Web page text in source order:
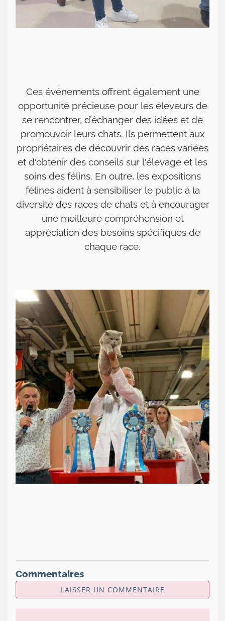
Ces événements offrent également une
opportunité précieuse pour les éleveurs de
se rencontrer, d’échanger des idées et de
promouvoir leurs chats. Ils permettent aux
propriétaires de découvrir des races variées
et d'obtenir des conseils sur l'élevage et les
soins des félins. En outre, les expositions
félines aident à sensibiliser le public à la
diversité des races de chats et à encourager
une meilleure compréhension et
appréciation des besoins spécifiques de
chaque race.
Commentaires
LAISSER UN COMMENTAIRE